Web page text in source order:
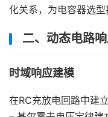
化关系，为电容器选型
二、动态电路
时域响应建模
在RC充放电回路中建